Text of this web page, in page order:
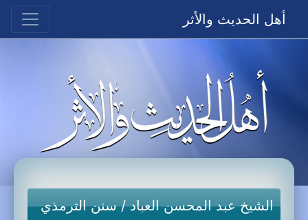
أهل الحديث والأثر
الشيخ عبد المحسن العباد/سنن الترمذي